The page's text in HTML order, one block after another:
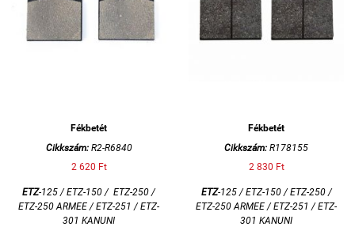
Fékbetét
Cikkszám:R2-R6840
2 620 Ft
ETZ-125 / ETZ-150 / ETZ-250 /
ETZ-250 ARMEE / ETZ-251 / ETZ-
301 KANUNI
Fékbetét
Cikkszám: R178155
2 830 Ft
ETZ-125 / ETZ-150 / ETZ-250 /
ETZ-250 ARMEE / ETZ-251 / ETZ-
301 KANUNI